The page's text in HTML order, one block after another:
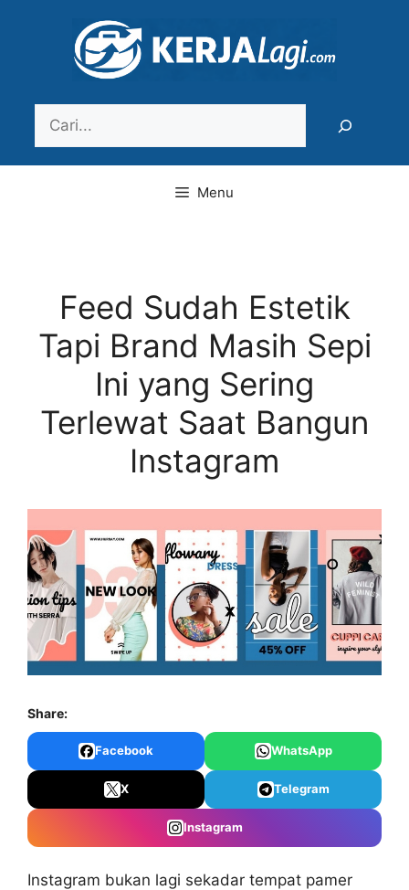
Menu
Feed Sudah Estetik
Tapi Brand Masih Sepi
Ini yang Sering
Terlewat Saat Bangun
Instagram
Share:
Facebook WhatsApp
X Telegram
Instagram
Instagram bukan lagi sekadar tempat pamer